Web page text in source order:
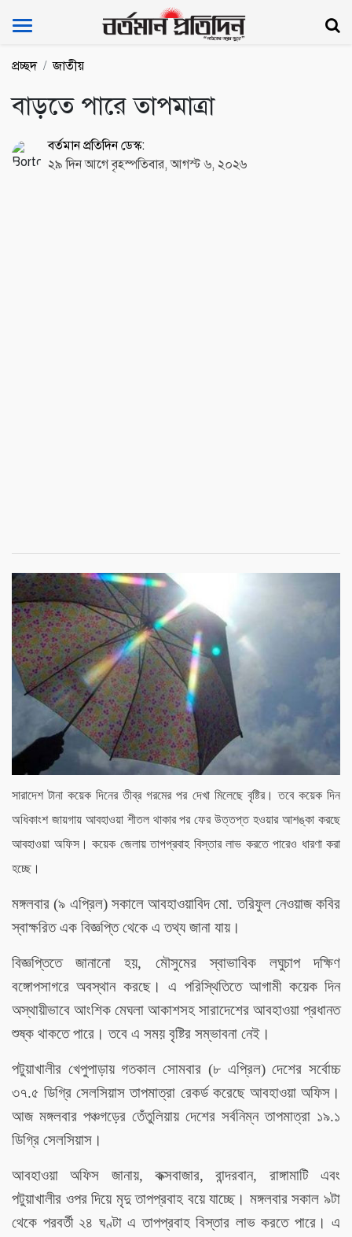
Bartoman Protidin
প্রচ্ছদ জাতীয়
বাড়তে পারে তাপমাত্রা
বর্তমান প্রতিদিন ডেস্ক:
২৯ দিন আগে বৃহস্পতিবার, আগস্ট ৬, ২০২৬
সারাদেশ টানা কয়েক দিনের তীব্র গরমের পর দেখা মিলেছে বৃষ্টির। তবে কয়েক দিন
অধিকাংশ জায়গায় আবহাওয়া শীতল থাকার পর ফের উত্তপ্ত হওয়ার আশঙ্কা করছে
আবহাওয়া অফিস। কয়েক জেলায় তাপপ্রবাহ বিস্তার লাভ করতে পারেও ধারণা করা
হচ্ছে।
মঙ্গলবার (৯ এপ্রিল) সকালে আবহাওয়াবিদ মো. তরিফুল নেওয়াজ কবির
স্বাক্ষরিত এক বিজ্ঞপ্তি থেকে এ তথ্য জানা যায়।
বিজ্ঞপ্তিতে জানানো হয়, মৌসুমের স্বাভাবিক লঘুচাপ দক্ষিণ
বঙ্গোপসাগরে অবস্থান করছে। এ পরিস্থিতিতে আগামী কয়েক দিন
অস্থায়ীভাবে আংশিক মেঘলা আকাশসহ সারাদেশের আবহাওয়া প্রধানত
শুষ্ক থাকতে পারে। তবে এ সময় বৃষ্টির সম্ভাবনা নেই।
পটুয়াখালীর খেপুপাড়ায় গতকাল সোমবার (৮ এপ্রিল) দেশের সর্বোচ্চ
৩৭.৫ ডিগ্রি সেলসিয়াস তাপমাত্রা রেকর্ড করেছে আবহাওয়া অফিস।
আজ মঙ্গলবার পঞ্চগড়ের তেঁতুলিয়ায় দেশের সর্বনিম্ন তাপমাত্রা ১৯.১
ডিগ্রি সেলসিয়াস।
আবহাওয়া অফিস জানায়, কক্সবাজার, বান্দরবান, রাঙ্গামাটি এবং
পটুয়াখালীর ওপর দিয়ে মৃদু তাপপ্রবাহ বয়ে যাচ্ছে। মঙ্গলবার সকাল ৯টা
থেকে পরবর্তী ২৪ ঘণ্টা এ তাপপ্রবাহ বিস্তার লাভ করতে পারে। এ